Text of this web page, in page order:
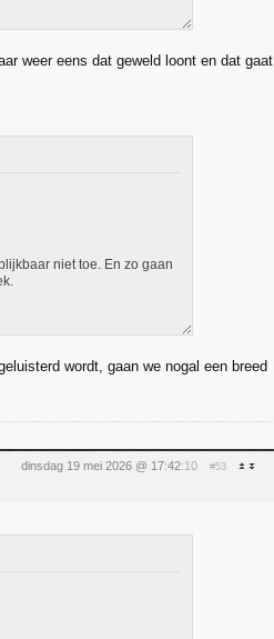
weer eens dat geweld loont en dat gaat
niet toe. En zo gaan
wordt, gaan we nogal een breed
dinsdag 19 mei 2026 @ 17:42:10 #53